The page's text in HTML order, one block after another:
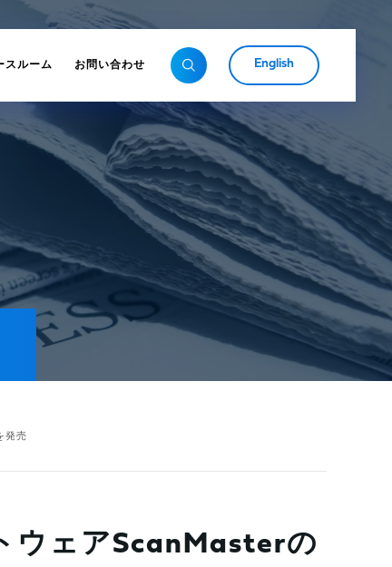
スルーム お問い合わせ English
発売
ウェアScanMasterの